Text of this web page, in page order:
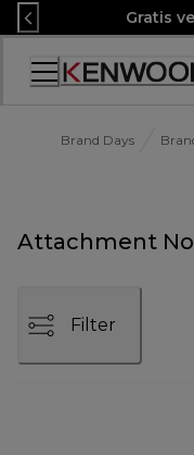
Skip
to
Content
Gratis
Accessibility
Brand Days
Attachment
Filter